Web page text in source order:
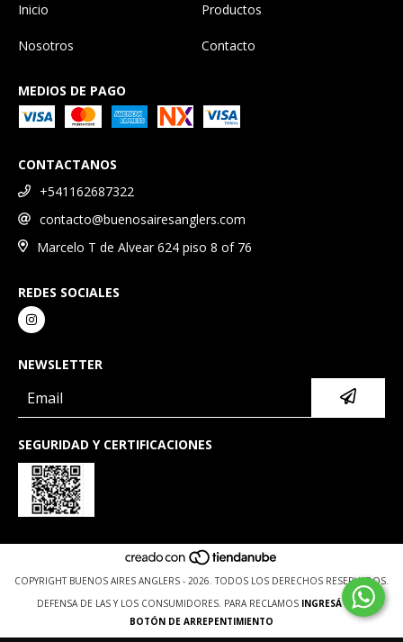
Inicio
Productos
Nosotros Contacto
MEDIOS DE PAGO
CONTACTANOS
+541162687322
contacto@buenosairesanglers.com
Marcelo T de Alvear 624 piso 8 of 76
REDES SOCIALES
NEWSLETTER
SEGURIDAD Y CERTIFICACIONES
COPYRIGHT BUENOS AIRES ANGLERS - 2026. TODOS LOS DERECHOS RESERVADOS.
DEFENSA DE LAS Y LOS CONSUMIDORES. PARA RECLAMOS INGRESÁ ACÁ.
BOTÓN DE ARREPENTIMIENTO